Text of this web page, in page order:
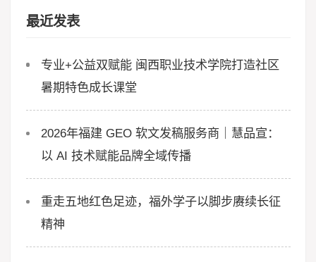
最近发表
专业+公益双赋能 闽西职业技术学院打造社区
暑期特色成长课堂
2026年福建 GEO 软文发稿服务商｜慧品宣：
以 AI 技术赋能品牌全域传播
重走五地红色足迹，福外学子以脚步赓续长征
精神